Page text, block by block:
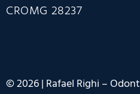
CROMG 28237
©2026| Rafael Righi –